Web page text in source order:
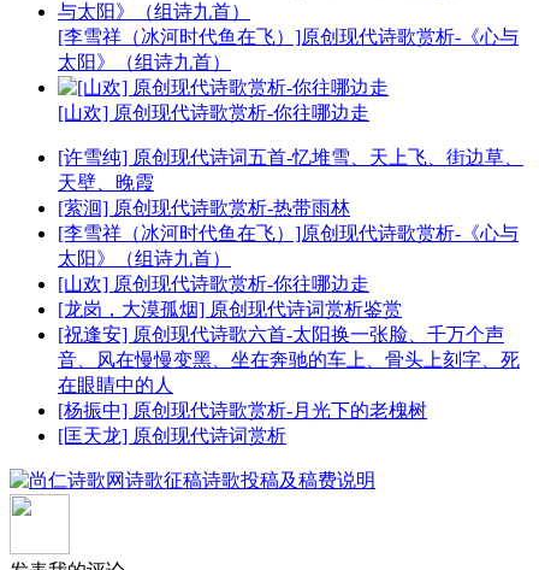
[李雪祥（冰河时代鱼在飞）]原创现代诗歌赏析-《心与
太阳》（组诗九首）
[山欢] 原创现代诗歌赏析-你往哪边走
[许雪纯] 原创现代诗词五首-忆堆雪、天上飞、街边草、
天壁、晚霞
[萦洄] 原创现代诗歌赏析-热带雨林
[李雪祥（冰河时代鱼在飞）]原创现代诗歌赏析-《心与
太阳》（组诗九首）
[山欢] 原创现代诗歌赏析-你往哪边走
[龙岗，大漠孤烟] 原创现代诗词赏析鉴赏
[祝逢安] 原创现代诗歌六首-太阳换一张脸、千万个声
音、风在慢慢变黑、坐在奔驰的车上、骨头上刻字、死
在眼睛中的人
[杨振中] 原创现代诗歌赏析-月光下的老槐树
[匡天龙] 原创现代诗词赏析